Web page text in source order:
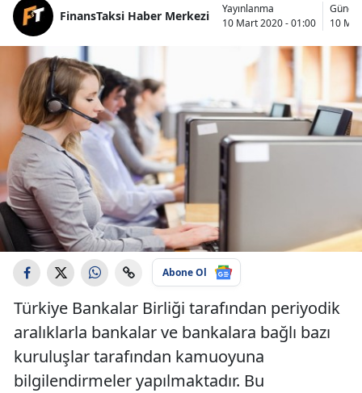
FinansTaksi Haber Merkezi
Yayınlanma
10 Mart 2020 - 01:00
10
Abone Ol
Türkiye Bankalar Birliği tarafından periyodik
aralıklarla bankalar ve bankalara bağlı bazı
kuruluşlar tarafından kamuoyuna
bilgilendirmeler yapılmaktadır. Bu